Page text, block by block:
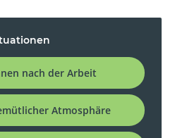
nach der Arbeit
Atmosphäre